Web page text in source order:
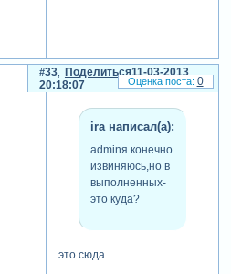
Поделиться
33
11-03-2013
20:18:07
ira написал(а):
adminя конечно
извиняюсь,но в
выполненных-
это куда?
это сюда
0